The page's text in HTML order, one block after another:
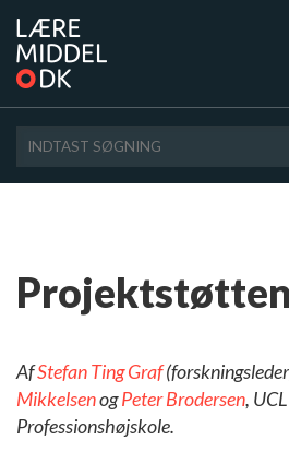
AfStefan Ting Graf
MikkelsenogPeter Brodersen,
Professionshøjskole.